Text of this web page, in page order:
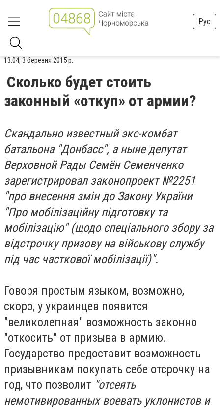
Рус
13:04, 3 березня 2015 р.
Сколько будет стоить
законный «откуп» от армии?
Скандально известный экс-комбат
батальона "Донбасс", а ныне депутат
Верховной Рады Семён Семенченко
зарегистрировал законопроект №2251
"про внесення змін до Закону України
"Про мобілізаційну підготовку та
мобілізацію" (щодо спеціального збору за
відстрочку призову на військову службу
під час часткової мобілізації)".
Говоря простым языком, возможно,
скоро, у украинцев появится
"великолепная" возможность законно
"откосить" от призыва в армию.
Государство предоставит возможность
призывникам покупать себе отсрочку на
год, что позволит "отсеять
немотивированных воевать уклонистов и